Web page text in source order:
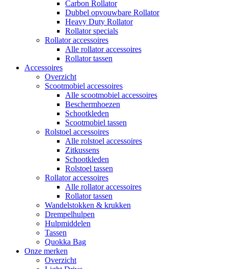
Carbon Rollator
Dubbel opvouwbare Rollator
Heavy Duty Rollator
Rollator specials
Rollator accessoires
Alle rollator accessoires
Rollator tassen
Accessoires
Overzicht
Scootmobiel accessoires
Alle scootmobiel accessoires
Beschermhoezen
Schootkleden
Scootmobiel tassen
Rolstoel accessoires
Alle rolstoel accessoires
Zitkussens
Schootkleden
Rolstoel tassen
Rollator accessoires
Alle rollator accessoires
Rollator tassen
Wandelstokken & krukken
Drempelhulpen
Hulpmiddelen
Tassen
Quokka Bag
Onze merken
Overzicht